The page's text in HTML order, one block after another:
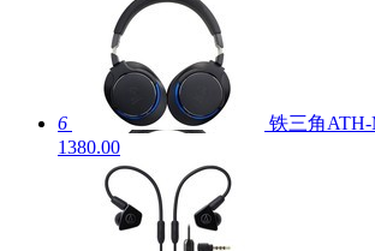
6 铁三角ATH-
1380.00